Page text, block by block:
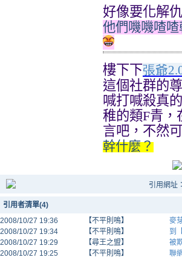
好像要化解
他們嘰嘰喳
樓下下張爺
這個社群的
喊打喊殺真
稚的類F青，
言吧，不然
幹什麼？
引用網址
引用者清單(4)
2008/10/27 19:36
【不平則鳴】
麥
2008/10/27 19:34
【不平則鳴】
到
2008/10/27 19:29
【尋王之盟】
被
2008/10/27 19:25
【不平則鳴】 聯